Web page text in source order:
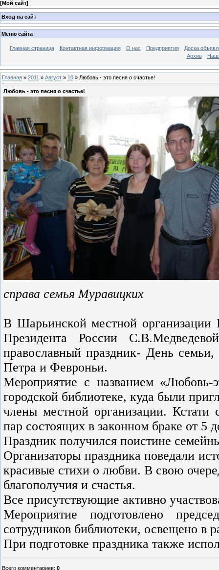
[Мой сайт]
Вход на сайт
Меню сайта
Главная страница Контактная информация О нас Предприятия
Доска
Архив
Главная » 2011 » Август » 10 » Любовь - это песня о счастье!
Любовь - это песня о счастье!
справа семья Муравицких
В Шарьинской местной
Президента России
православный праздник- День
Петра и Февроньи.
Мероприятие с названием
городской библиотеке, куда были
члены местной организации. Кстати
пар состоящих в законном браке от 5
Праздник получился поистине
Организаторы праздника поведали
красивые стихи о любви. В свою
благополучия и счастья.
Все присутствующие активно
Мероприятие подготовлено
сотрудников библиотеки, освещено в
При подготовке праздника также
Всего комментариев: 0